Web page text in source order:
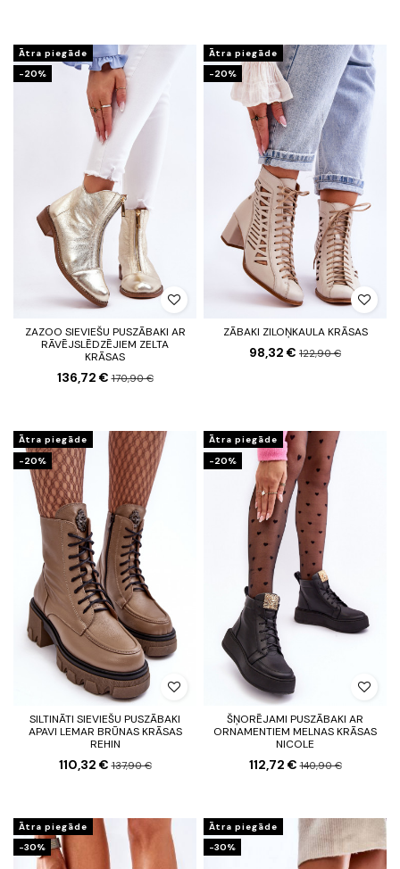
Ātra piegāde
-20%
ZAZOO SIEVIEŠU PUSZĀBAKI AR
RĀVĒJSLĒDZĒJIEM ZELTA
KRĀSAS
136,72 €170,90 €
Ātra piegāde
-20%
ZĀBAKI ZILOŅKAULA KRĀSAS
98,32 € 122,90 €
Ātra piegāde
-20%
SILTINĀTI SIEVIEŠU PUSZĀBAKI
APAVI LEMAR BRŪNAS KRĀSAS
REHIN
110,32 €137,90 €
Ātra piegāde
-20%
ŠŅORĒJAMI PUSZĀBAKI AR
ORNAMENTIEM MELNAS KRĀSAS
NICOLE
112,72 €140,90 €
Ātra piegāde
-30%
Ātra piegāde
-30%